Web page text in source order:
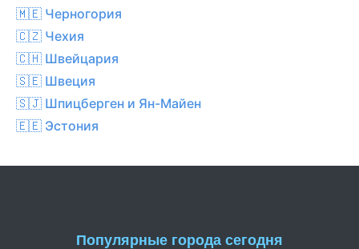
🇲🇪 Черногория
🇨🇿 Чехия
🇨🇭 Швейцария
🇸🇪 Швеция
🇸🇯 Шпицберген и Ян-Майен
🇪🇪 Эстония
Популярные города сегодня